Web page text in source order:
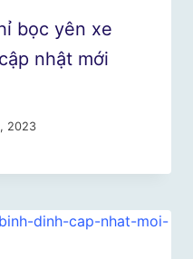
bọc yên xe
nhật mới
2023